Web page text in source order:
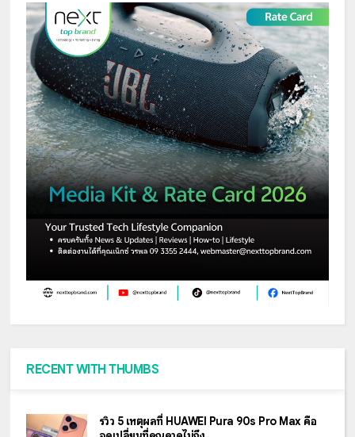
RECENT WITH THUMBS
รีวิว 5 เหตุผลที่ HUAWEI Pura 90s Pro Max คือ